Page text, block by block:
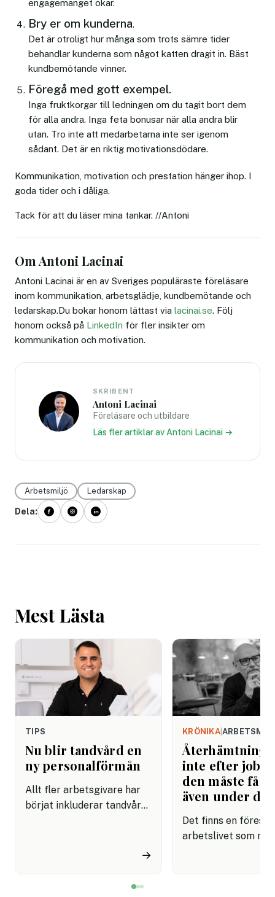
engagemanget ökar.
Bry er om kunderna.
Det är otroligt hur många som trots sämre tider
behandlar kunderna som något katten dragit in. Bäst
kundbemötande vinner.
Föregå med gott exempel.
Inga fruktkorgar till ledningen om du tagit bort dem
för alla andra. Inga feta bonusar när alla andra blir
utan. Tro inte att medarbetarna inte ser igenom
sådant. Det är en riktig motivationsdödare.
Kommunikation, motivation och prestation hänger ihop. I
goda tider och i dåliga.
Tack för att du läser mina tankar. //Antoni
Om Antoni Lacinai
Antoni Lacinai är en av Sveriges populäraste föreläsare
inom kommunikation, arbetsglädje, kundbemötande och
ledarskap.Du bokar honom lättast via lacinai.se. Följ
honom också på LinkedIn för fler insikter om
kommunikation och motivation.
SKRIBENT
Antoni Lacinai
Föreläsare och utbildare
Läs fler artiklar av Antoni Lacinai →
Arbetsmiljö Ledarskap
Dela:
Mest Lästa
TIPS
Nu blir tandvård en
ny personalförmån
Allt fler arbetsgivare har
börjat inkluderar tandvård i
miljon svenskar uppger att
→
KRÖNIKA|
Återhämtning
inte efter
den måste få
även under
Det finns en
arbetslivet som